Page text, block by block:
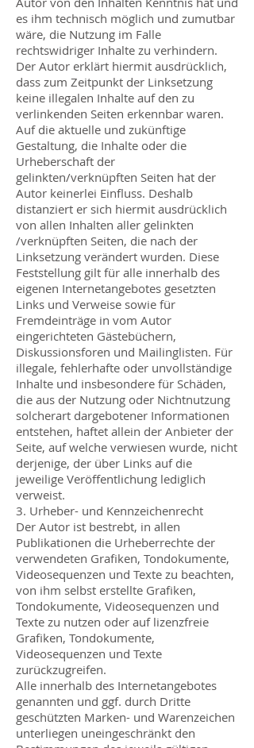
es ihm technisch möglich und zumutbar
wäre, die Nutzung im Falle
rechtswidriger Inhalte zu verhindern.
Der Autor erklärt hiermit ausdrücklich,
dass zum Zeitpunkt der Linksetzung
keine illegalen Inhalte auf den zu
verlinkenden Seiten erkennbar waren.
Auf die aktuelle und zukünftige
Gestaltung, die Inhalte oder die
Urheberschaft der
gelinkten/verknüpften Seiten hat der
Autor keinerlei Einfluss. Deshalb
distanziert er sich hiermit ausdrücklich
von allen Inhalten aller gelinkten
/verknüpften Seiten, die nach der
Linksetzung verändert wurden. Diese
Feststellung gilt für alle innerhalb des
eigenen Internetangebotes gesetzten
Links und Verweise sowie für
Fremdeinträge in vom Autor
eingerichteten Gästebüchern,
Diskussionsforen und Mailinglisten. Für
illegale, fehlerhafte oder unvollständige
Inhalte und insbesondere für Schäden,
die aus der Nutzung oder Nichtnutzung
solcherart dargebotener Informationen
entstehen, haftet allein der Anbieter der
Seite, auf welche verwiesen wurde, nicht
derjenige, der über Links auf die
jeweilige Veröffentlichung lediglich
verweist.
3. Urheber- und Kennzeichenrecht
Der Autor ist bestrebt, in allen
Publikationen die Urheberrechte der
verwendeten Grafiken, Tondokumente,
Videosequenzen und Texte zu beachten,
von ihm selbst erstellte Grafiken,
Tondokumente, Videosequenzen und
Texte zu nutzen oder auf lizenzfreie
Grafiken, Tondokumente,
Videosequenzen und Texte
zurückzugreifen.
Alle innerhalb des Internetangebotes
genannten und ggf. durch Dritte
geschützten Marken- und Warenzeichen
unterliegen uneingeschränkt den